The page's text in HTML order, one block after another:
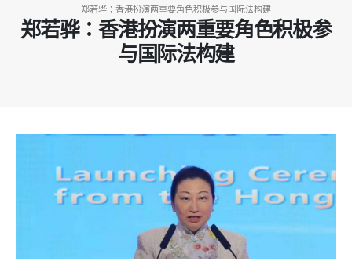
郑若骅：香港扮演两重要角色积极参与国际法构建
郑若骅：香港扮演两重要角色积极参
与国际法构建